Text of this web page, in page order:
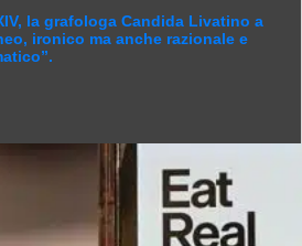
la grafologa Candida Livatino a
ironico ma anche razionale e